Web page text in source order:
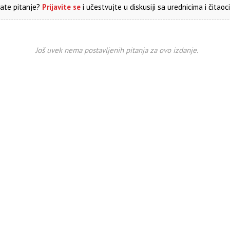
pitanje? Prijavite se i učestvujte u diskusiji sa urednicima i
Još uvek nema postavljenih pitanja za ovo izdanje.